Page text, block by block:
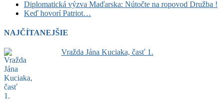
Diplomatická výzva Maďarska: Nútočte na ropovod Družba !
Keď hovorí Patriot…
NAJČÍTANEJŠIE
Vražda Jána Kuciaka, časť 1.